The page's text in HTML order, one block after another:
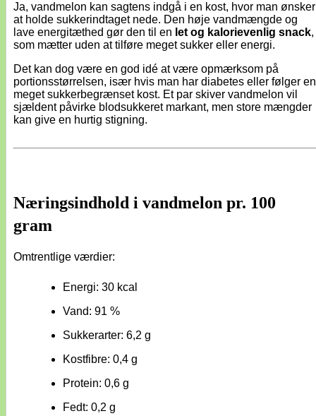
Ja, vandmelon kan sagtens indgå i en kost, hvor man ønsker
at holde sukkerindtaget nede. Den høje vandmængde og
lave energitæthed gør den til en let og kalorievenlig snack,
som mætter uden at tilføre meget sukker eller energi.
Det kan dog være en god idé at være opmærksom på
portionsstørrelsen, især hvis man har diabetes eller følger en
meget sukkerbegrænset kost. Et par skiver vandmelon vil
sjældent påvirke blodsukkeret markant, men store mængder
kan give en hurtig stigning.
Næringsindhold i vandmelon pr. 100
gram
Omtrentlige værdier:
Energi: 30 kcal
Vand: 91 %
Sukkerarter: 6,2 g
Kostfibre: 0,4 g
Protein: 0,6 g
Fedt: 0,2 g